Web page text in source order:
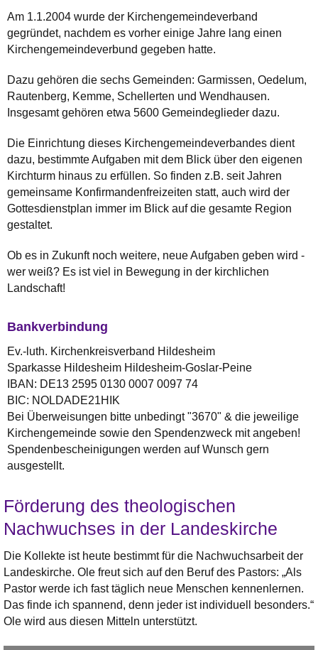
Am 1.1.2004 wurde der Kirchengemeindeverband
gegründet, nachdem es vorher einige Jahre lang einen
Kirchengemeindeverbund gegeben hatte.
Dazu gehören die sechs Gemeinden: Garmissen, Oedelum,
Rautenberg, Kemme, Schellerten und Wendhausen.
Insgesamt gehören etwa 5600 Gemeindeglieder dazu.
Die Einrichtung dieses Kirchengemeindeverbandes dient
dazu, bestimmte Aufgaben mit dem Blick über den eigenen
Kirchturm hinaus zu erfüllen. So finden z.B. seit Jahren
gemeinsame Konfirmandenfreizeiten statt, auch wird der
Gottesdienstplan immer im Blick auf die gesamte Region
gestaltet.
Ob es in Zukunft noch weitere, neue Aufgaben geben wird -
wer weiß? Es ist viel in Bewegung in der kirchlichen
Landschaft!
Bankverbindung
Ev.-luth. Kirchenkreisverband Hildesheim
Sparkasse Hildesheim Hildesheim-Goslar-Peine
IBAN: DE13 2595 0130 0007 0097 74
BIC: NOLDADE21HIK
Bei Überweisungen bitte unbedingt "3670" & die jeweilige
Kirchengemeinde sowie den Spendenzweck mit angeben!
Spendenbescheinigungen werden auf Wunsch gern
ausgestellt.
Förderung des theologischen
Nachwuchses in der Landeskirche
Die Kollekte ist heute bestimmt für die Nachwuchsarbeit der
Landeskirche. Ole freut sich auf den Beruf des Pastors: „Als
Pastor werde ich fast täglich neue Menschen kennenlernen.
Das finde ich spannend, denn jeder ist individuell besonders.“
Ole wird aus diesen Mitteln unterstützt.